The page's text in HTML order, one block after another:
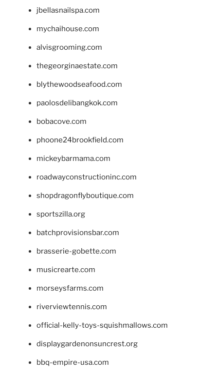
jbellasnailspa.com
mychaihouse.com
alvisgrooming.com
thegeorginaestate.com
blythewoodseafood.com
paolosdelibangkok.com
bobacove.com
phoone24brookfield.com
mickeybarmama.com
roadwayconstructioninc.com
shopdragonflyboutique.com
sportszilla.org
batchprovisionsbar.com
brasserie-gobette.com
musicrearte.com
morseysfarms.com
riverviewtennis.com
official-kelly-toys-squishmallows.com
displaygardenonsuncrest.org
bbq-empire-usa.com